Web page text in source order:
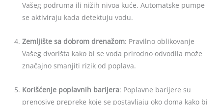
Vašeg podruma ili nižih nivoa kuće. Automatske pumpe
se aktiviraju kada detektuju vodu.
Zemljište sa dobrom drenažom: Pravilno oblikovanje
Vašeg dvorišta kako bi se voda prirodno odvodila može
značajno smanjiti rizik od poplava.
Korišćenje poplavnih barijera: Poplavne barijere su
prenosive prepreke koje se postavljaju oko doma kako bi